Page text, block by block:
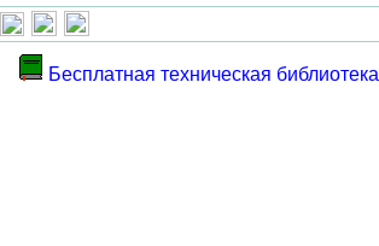
Бесплатная техническая библиотека